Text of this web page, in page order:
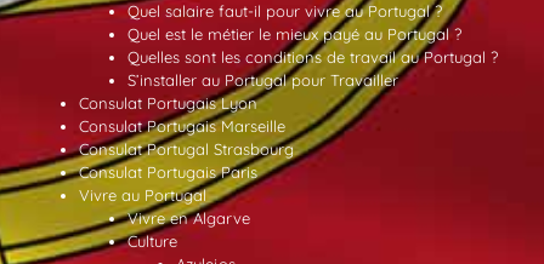
Quel salaire faut-il pour vivre au Portugal ?
Quel est le métier le mieux payé au Portugal ?
Quelles sont les conditions de travail au Portugal ?
S’installer au Portugal pour Travailler
Consulat Portugais Lyon
Consulat Portugais Marseille
Consulat Portugal Strasbourg
Consulat Portugais Paris
Vivre au Portugal
Vivre en Algarve
Culture